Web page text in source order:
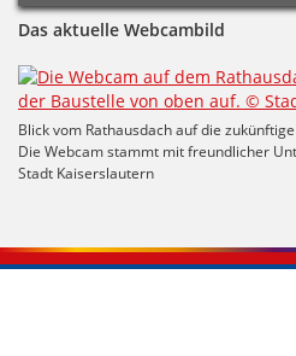
Das aktuelle Webcambild
Blick vom Rathausdach auf die
Die Webcam stammt mit freundlicher
Stadt Kaiserslautern